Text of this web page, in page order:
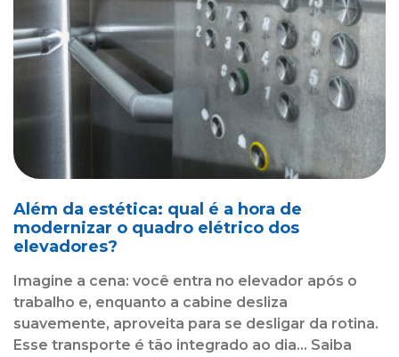
Além da estética: qual é a hora de
modernizar o quadro elétrico dos
elevadores?
Imagine a cena: você entra no elevador após o
trabalho e, enquanto a cabine desliza
suavemente, aproveita para se desligar da rotina.
Esse transporte é tão integrado ao dia... Saiba